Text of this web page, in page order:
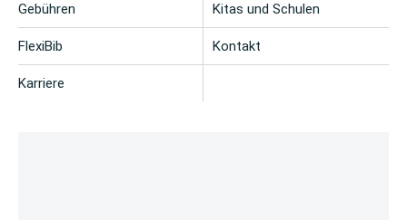
Gebühren
FlexiBib
Karriere
Kitas und Schulen
Kontakt